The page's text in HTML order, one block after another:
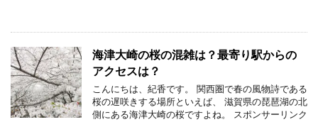
海津大崎の桜の混雑は？最寄り駅からの
アクセスは？
こんにちは、紀香です。 関西圏で春の風物詩である
桜の遅咲きする場所といえば、 滋賀県の琵琶湖の北
側にある海津大崎の桜ですよね。 スポンサーリンク